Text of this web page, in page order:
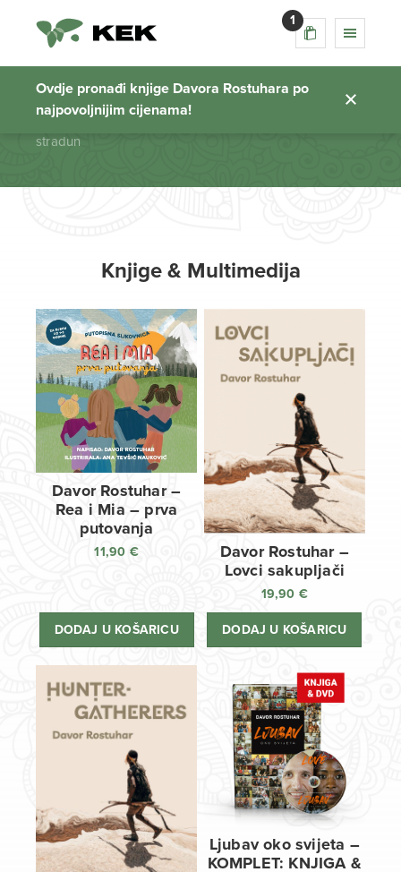
1
Ovdje pronađi knjige Davora Rostuhara po
najpovoljnijim cijenama!
stradun
Početna stranica
stradun
Knjige & Multimedija
Davor Rostuhar –
Rea i Mia – prva
putovanja
11,90 €
DODAJ U KOŠARICU
Davor Rostuhar –
Lovci sakupljači
19,90 €
DODAJ U KOŠARICU
Ljubav oko svijeta –
KOMPLET: KNJIGA &